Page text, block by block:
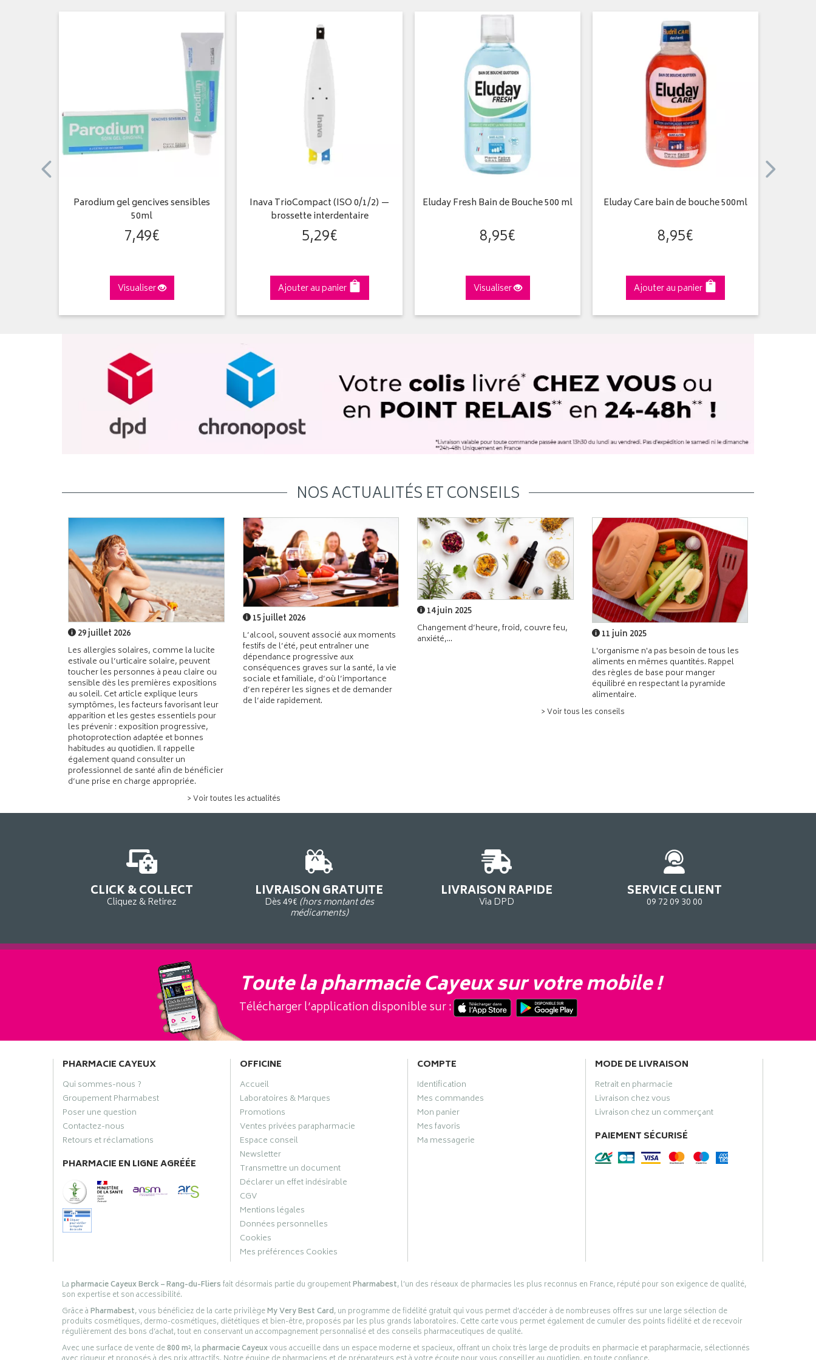
Parodium gel gencives sensibles
50ml
7,49€
Visualiser
Inava TrioCompact (ISO 0/1/2) —
brossette interdentaire
5,29€
Ajouter au panier
Eluday Fresh Bain de Bouche 500 ml
8,95€
Visualiser
Eluday Care bain de bouche 500ml
8,95€
Ajouter au panier
NOS ACTUALITÉS ET CONSEILS
29 juillet 2026
Les allergies solaires, comme la lucite
estivale ou l’urticaire solaire, peuvent
toucher les personnes à peau claire ou
sensible dès les premières expositions
au soleil. Cet article explique leurs
symptômes, les facteurs favorisant leur
apparition et les gestes essentiels pour
les prévenir : exposition progressive,
photoprotection adaptée et bonnes
habitudes au quotidien. Il rappelle
également quand consulter un
professionnel de santé afin de bénéficier
d’une prise en charge appropriée.
15 juillet 2026
L’alcool, souvent associé aux moments
festifs de l’été, peut entraîner une
dépendance progressive aux
conséquences graves sur la santé, la vie
sociale et familiale, d’où l’importance
d’en repérer les signes et de demander
de l’aide rapidement.
> Voir toutes les actualités
14 juin 2025
Changement d’heure, froid, couvre feu,
anxiété,...
11 juin 2025
L'organisme n'a pas besoin de tous les
aliments en mêmes quantités. Rappel
des règles de base pour manger
équilibré en respectant la pyramide
alimentaire.
> Voir tous les conseils
CLICK & COLLECT
Cliquez & Retirez
LIVRAISON GRATUITE
Dès 49€ (hors montant des
médicaments)
LIVRAISON RAPIDE
Via DPD
SERVICE CLIENT
09 72 09 30 00
Toute la pharmacie Cayeux sur votre mobile !
Télécharger l’application disponible sur :
PHARMACIE CAYEUX
Qui sommes-nous ?
Groupement Pharmabest
Poser une question
Contactez-nous
Retours et réclamations
PHARMACIE EN LIGNE AGRÉÉE
OFFICINE
Accueil
Laboratoires & Marques
Promotions
Ventes privées parapharmacie
Espace conseil
Newsletter
Transmettre un document
Déclarer un effet indésirable
CGV
Mentions légales
Données personnelles
Cookies
Mes préférences Cookies
COMPTE
Identification
Mes commandes
Mon panier
Mes favoris
Ma messagerie
MODE DE LIVRAISON
Retrait en pharmacie
Livraison chez vous
Livraison chez un commerçant
PAIEMENT SÉCURISÉ
Lapharmacie Cayeux Berck – Rang-du-Fliersfait désormais partie du groupementPharmabest, l’un des réseaux de pharmacies les plus reconnus en France, réputé pour son exigence de qualité,
son expertise et son accessibilité.
Grâce àPharmabest, vous bénéficiez de la carte privilègeMy Very Best Card, un programme de fidélité gratuit qui vous permet d’accéder à de nombreuses offres sur une large sélection de
produits cosmétiques, dermo-cosmétiques, diététiques et bien-être, proposés par les plus grands laboratoires. Cette carte vous permet également de cumuler des points fidélité et de recevoir
régulièrement des bons d’achat, tout en conservant un accompagnement personnalisé et des conseils pharmaceutiques de qualité.
Avec une surface de vente de800 m², lapharmacie Cayeuxvous accueille dans un espace moderne et spacieux, offrant un choix très large de produits en pharmacie et parapharmacie, sélectionnés